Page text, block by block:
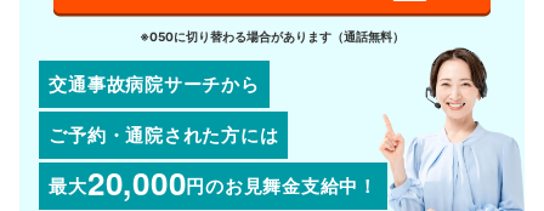
※050に切り替わる場合があります（通話無料）
交通事故病院サーチから
ご予約・通院された方には
最大20,000円のお見舞金支給中！